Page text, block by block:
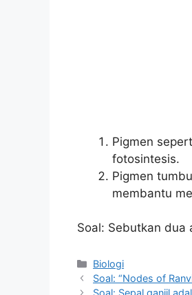
Pigmen
fotosintesis.
Pigmen
membantu
Soal: Sebutkan dua
Kategori
Biologi
Soal: “Nodes of